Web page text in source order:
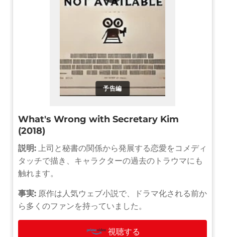
予告編
What's Wrong with Secretary Kim
(2018)
説明: 上司と秘書の関係から発展する恋愛をコメディ
タッチで描き、キャラクターの過去のトラウマにも
触れます。
事実: 原作は人気ウェブ小説で、ドラマ化される前か
ら多くのファンを持っていました。
視聴する